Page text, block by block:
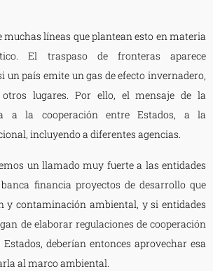
muchas líneas que plantean esto en materia
El traspaso de fronteras aparece
un país emite un gas de efecto invernadero,
lugares. Por ello, el mensaje de la
a la cooperación entre Estados, a la
incluyendo a diferentes agencias.
un llamado muy fuerte a las entidades
financia proyectos de desarrollo que
y contaminación ambiental, y si entidades
de elaborar regulaciones de cooperación
deberían entonces aprovechar esa
al marco ambiental.